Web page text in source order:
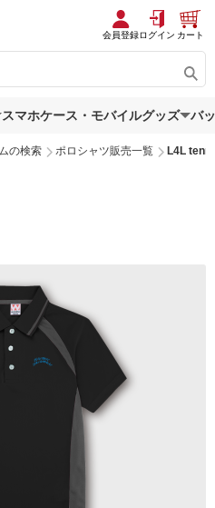
会員登録ログイン カート
スマホケース・モバイルグッズ バ
の検索 ポロシャツ販売一覧 L4L